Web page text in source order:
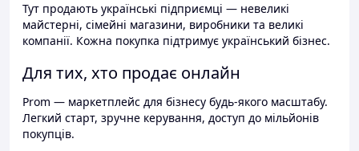
Тут продають українські підприємці — невеликі
майстерні, сімейні магазини, виробники та великі
компанії. Кожна покупка підтримує український бізнес.
Для тих, хто продає онлайн
Prom — маркетплейс для бізнесу будь-якого масштабу.
Легкий старт, зручне керування, доступ до мільйонів
покупців.